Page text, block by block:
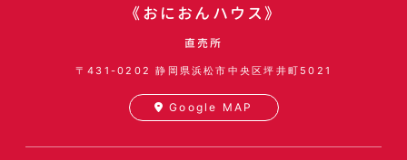
《おにおんハウス》
直売所
〒431-0202 静岡県浜松市中央区坪井町5021
Google MAP